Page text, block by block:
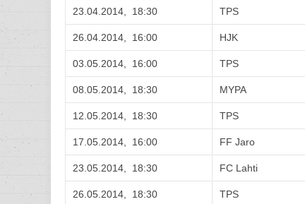
23.04.2014, 18:30 TPS
26.04.2014, 16:00 HJK
03.05.2014, 16:00 TPS
08.05.2014, 18:30 MYPA
12.05.2014, 18:30 TPS
17.05.2014, 16:00 FF Jaro
23.05.2014, 18:30 FC Lahti
26.05.2014, 18:30 TPS